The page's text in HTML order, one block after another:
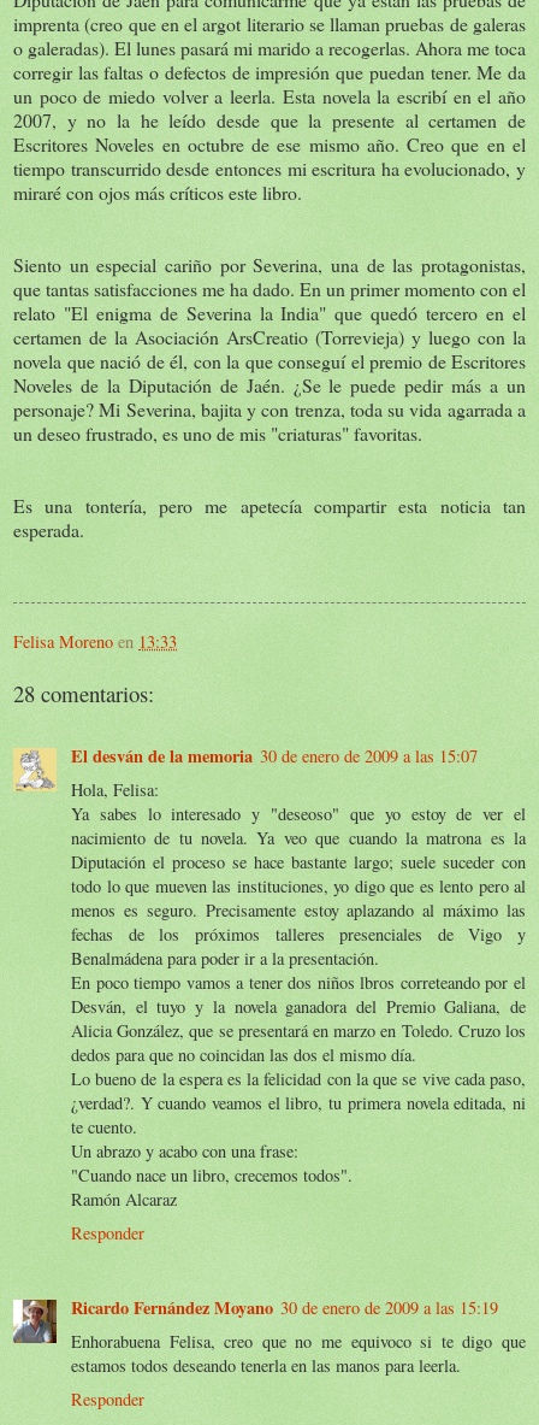
imprenta (creo que en el argot literario se llaman pruebas de galeras
o galeradas). El lunes pasará mi marido a recogerlas. Ahora me toca
corregir las faltas o defectos de impresión que puedan tener. Me da
un poco de miedo volver a leerla. Esta novela la escribí en el año
2007, y no la he leído desde que la presente al certamen de
Escritores Noveles en octubre de ese mismo año. Creo que en el
tiempo transcurrido desde entonces mi escritura ha evolucionado, y
miraré con ojos más críticos este libro.
Siento un especial cariño por Severina, una de las protagonistas,
que tantas satisfacciones me ha dado. En un primer momento con el
relato "El enigma de Severina la India" que quedó tercero en el
certamen de la Asociación ArsCreatio (Torrevieja) y luego con la
novela que nació de él, con la que conseguí el premio de Escritores
Noveles de la Diputación de Jaén. ¿Se le puede pedir más a un
personaje? Mi Severina, bajita y con trenza, toda su vida agarrada a
un deseo frustrado, es uno de mis "criaturas" favoritas.
Es una tontería, pero me apetecía compartir esta noticia tan
esperada.
Felisa Moreno en 13:33
28 comentarios:
El desván de la memoria 30 de enero de 2009 a las 15:07
Hola, Felisa:
Ya sabes lo interesado y "deseoso" que yo estoy de ver el
nacimiento de tu novela. Ya veo que cuando la matrona es la
Diputación el proceso se hace bastante largo; suele suceder con
todo lo que mueven las instituciones, yo digo que es lento pero al
menos es seguro. Precisamente estoy aplazando al máximo las
fechas de los próximos talleres presenciales de Vigo y
Benalmádena para poder ir a la presentación.
En poco tiempo vamos a tener dos niños lbros correteando por el
Desván, el tuyo y la novela ganadora del Premio Galiana, de
Alicia González, que se presentará en marzo en Toledo. Cruzo los
dedos para que no coincidan las dos el mismo día.
Lo bueno de la espera es la felicidad con la que se vive cada paso,
¿verdad?. Y cuando veamos el libro, tu primera novela editada, ni
te cuento.
Un abrazo y acabo con una frase:
"Cuando nace un libro, crecemos todos".
Ramón Alcaraz
Responder
Ricardo Fernández Moyano 30 de enero de 2009 a las 15:19
Enhorabuena Felisa, creo que no me equivoco si te digo que
estamos todos deseando tenerla en las manos para leerla.
Responder